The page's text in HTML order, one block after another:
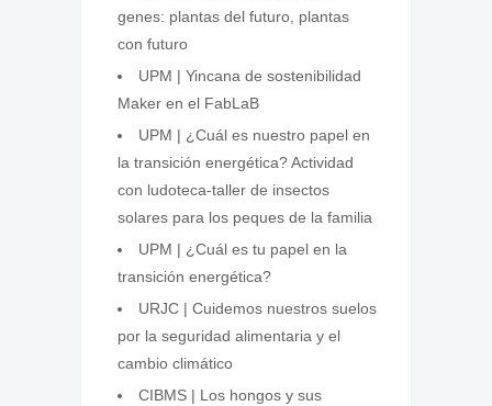
genes: plantas del futuro, plantas
con futuro
UPM | Yincana de sostenibilidad
Maker en el FabLaB
UPM | ¿Cuál es nuestro papel en
la transición energética? Actividad
con ludoteca-taller de insectos
solares para los peques de la familia
UPM | ¿Cuál es tu papel en la
transición energética?
URJC | Cuidemos nuestros suelos
por la seguridad alimentaria y el
cambio climático
CIBMS | Los hongos y sus